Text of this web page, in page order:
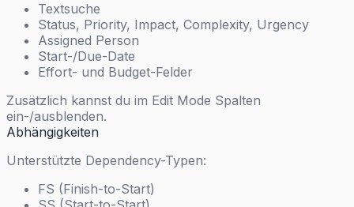
Textsuche
Status, Priority, Impact, Complexity, Urgency
Assigned Person
Start-/Due-Date
Effort- und Budget-Felder
Zusätzlich kannst du im Edit Mode Spalten
ein-/ausblenden.
Abhängigkeiten
Unterstützte Dependency-Typen:
FS (Finish-to-Start)